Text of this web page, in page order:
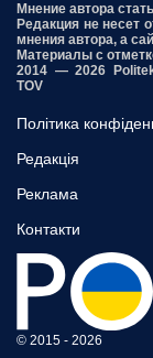
Мнение автора
Редакция не несет
мнения автора, а
Материалы с
2014 — 2026
TOV
Політика
Редакція
Реклама
Контакти
© 2015 - 2026